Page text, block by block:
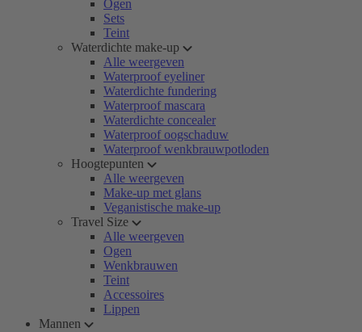
Ogen
Sets
Teint
Waterdichte make-up
Alle weergeven
Waterproof eyeliner
Waterdichte fundering
Waterproof mascara
Waterdichte concealer
Waterproof oogschaduw
Waterproof wenkbrauwpotloden
Hoogtepunten
Alle weergeven
Make-up met glans
Veganistische make-up
Travel Size
Alle weergeven
Ogen
Wenkbrauwen
Teint
Accessoires
Lippen
Mannen